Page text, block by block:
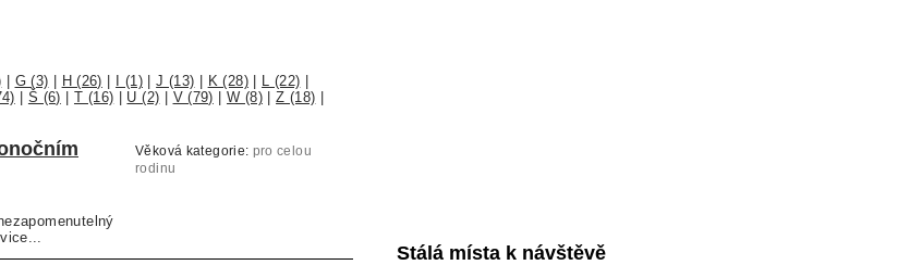
| G (3) | H (26) | I (1)|J (13) | K (28)| L (22) |
| Š (6) | T (16) | U (2) | V (79) | W (8)|Z (18) |
Věková kategorie: pro celou
rodinu
Stálá místa k návštěvě